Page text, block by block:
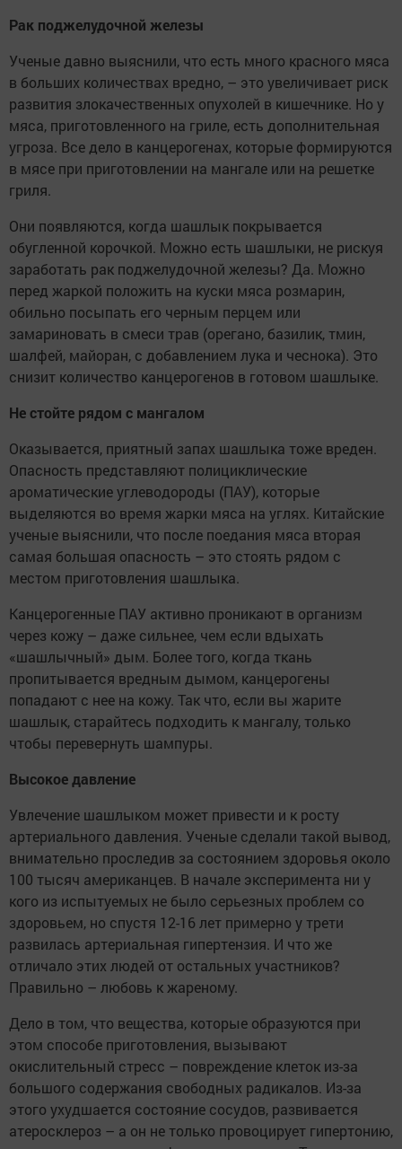
Рак поджелудочной железы
Ученые давно выяснили, что есть много красного мяса
в больших количествах вредно, – это увеличивает риск
развития злокачественных опухолей в кишечнике. Но у
мяса, приготовленного на гриле, есть дополнительная
угроза. Все дело в канцерогенах, которые формируются
в мясе при приготовлении на мангале или на решетке
гриля.
Они появляются, когда шашлык покрывается
обугленной корочкой. Можно есть шашлыки, не рискуя
заработать рак поджелудочной железы? Да. Можно
перед жаркой положить на куски мяса розмарин,
обильно посыпать его черным перцем или
замариновать в смеси трав (орегано, базилик, тмин,
шалфей, майоран, с добавлением лука и чеснока). Это
снизит количество канцерогенов в готовом шашлыке.
Не стойте рядом с мангалом
Оказывается, приятный запах шашлыка тоже вреден.
Опасность представляют полициклические
ароматические углеводороды (ПАУ), которые
выделяются во время жарки мяса на углях. Китайские
ученые выяснили, что после поедания мяса вторая
самая большая опасность – это стоять рядом с
местом приготовления шашлыка.
Канцерогенные ПАУ активно проникают в организм
через кожу – даже сильнее, чем если вдыхать
«шашлычный» дым. Более того, когда ткань
пропитывается вредным дымом, канцерогены
попадают с нее на кожу. Так что, если вы жарите
шашлык, старайтесь подходить к мангалу, только
чтобы перевернуть шампуры.
Высокое давление
Увлечение шашлыком может привести и к росту
артериального давления. Ученые сделали такой вывод,
внимательно проследив за состоянием здоровья около
100 тысяч американцев. В начале эксперимента ни у
кого из испытуемых не было серьезных проблем со
здоровьем, но спустя 12-16 лет примерно у трети
развилась артериальная гипертензия. И что же
отличало этих людей от остальных участников?
Правильно – любовь к жареному.
Дело в том, что вещества, которые образуются при
этом способе приготовления, вызывают
окислительный стресс – повреждение клеток из-за
большого содержания свободных радикалов. Из-за
этого ухудшается состояние сосудов, развивается
атеросклероз – а он не только провоцирует гипертонию,